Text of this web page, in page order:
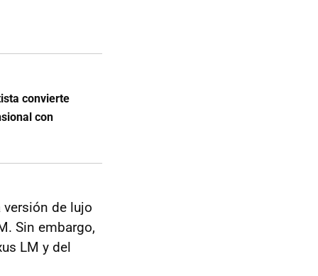
convierte
con
versión de lujo
Sin embargo,
LM y del